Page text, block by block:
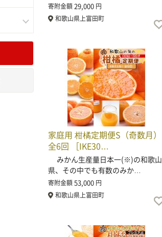
寄附金額29,000 円
和歌山県上富田町
家庭用 柑橘定期便S（奇数月）
全6回 ［IKE30…
みかん生産量日本一(※)の和歌山
県、その中でも有数のみか…
寄附金額53,000 円
和歌山県上富田町